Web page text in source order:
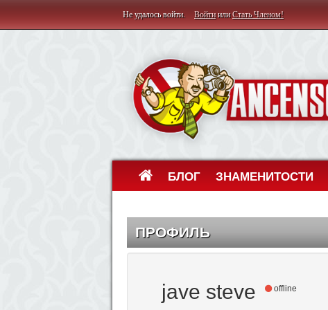
Не удалось войти. ВойтиилиСтать Членом!
БЛОГ ЗНАМЕНИТОСТИ
ПРОФИЛЬ
jave steve offline